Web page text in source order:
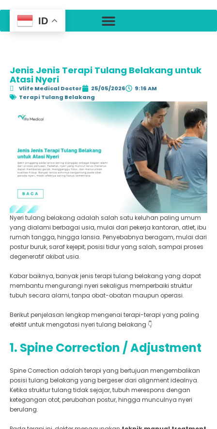
Jenis Jenis Terapi Tulang Belakang untuk
Atasi Nyeri
Vlife Medical Doctor 25/05/2026
9:16 AM
Terapi Tulang Belakang
Nyeri tulang belakang adalah salah satu keluhan paling umum
yang dialami berbagai usia, mulai dari pekerja kantoran, atlet, ibu
rumah tangga, hingga lansia. Penyebabnya beragam, mulai dari
postur buruk, saraf kejepit, posisi tidur yang salah, sampai proses
degeneratif akibat usia.
Kabar baiknya, banyak jenis terapi tulang belakang yang dapat
membantu mengurangi nyeri sekaligus memperbaiki struktur
tubuh secara alami, tanpa obat-obatan maupun operasi.
Berikut penjelasan lengkap mengenai terapi-terapi yang paling
efektif untuk mengatasi nyeri tulang belakang 👇
1. Spine Correction / Adjustment
Spine Correction adalah terapi yang bertujuan mengembalikan
posisi tulang belakang yang bergeser dari alignment idealnya.
Ketika struktur tulang tidak sejajar, tubuh merespons dengan
ketegangan otot, perubahan postur, hingga munculnya nyeri
berulang.
ID